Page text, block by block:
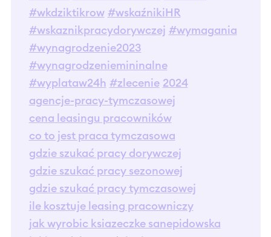
#wkdziktikrow #wskaźnikiHR
#wskaznikpracydorywczej #wymagania
#wynagrodzenie2023
#wynagrodzeniemininalne
#wyplataw24h #zlecenie 2024
agencje-pracy-tymczasowej
cena leasingu pracowników
co to jest praca tymczasowa
gdzie szukać pracy dorywczej
gdzie szukać pracy sezonowej
gdzie szukać pracy tymczasowej
ile kosztuje leasing pracowniczy
jak wyrobic ksiazeczke sanepidowska